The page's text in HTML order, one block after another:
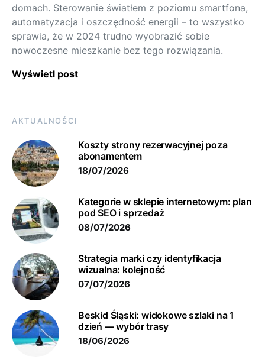
domach. Sterowanie światłem z poziomu smartfona,
automatyzacja i oszczędność energii – to wszystko
sprawia, że w 2024 trudno wyobrazić sobie
nowoczesne mieszkanie bez tego rozwiązania.
Wyświetl post
AKTUALNOŚCI
Koszty strony rezerwacyjnej poza
abonamentem
18/07/2026
Kategorie w sklepie internetowym: plan
pod SEO i sprzedaż
08/07/2026
Strategia marki czy identyfikacja
wizualna: kolejność
07/07/2026
Beskid Śląski: widokowe szlaki na 1
dzień — wybór trasy
18/06/2026